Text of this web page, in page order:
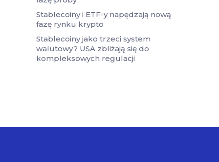
Stablecoiny i ETF-y napędzają nową
fazę rynku krypto
Stablecoiny jako trzeci system
walutowy? USA zbliżają się do
kompleksowych regulacji